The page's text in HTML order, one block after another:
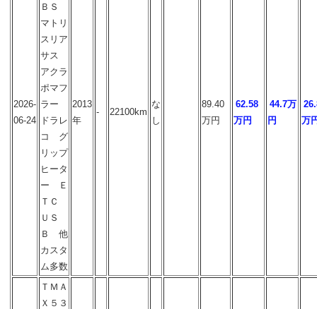
2026-
06-24
ＢＳ
マトリ
スリア
サス
アクラ
ポマフ
ラー
ドラレ
コ グ
リップ
ヒータ
ー Ｅ
ＴＣ
ＵＳ
Ｂ 他
カスタ
ム多数
2013
年
- 22100km
な
し
89.40
万円
62.58
万円
44.7万
円
万
ＴＭＡ
Ｘ５３